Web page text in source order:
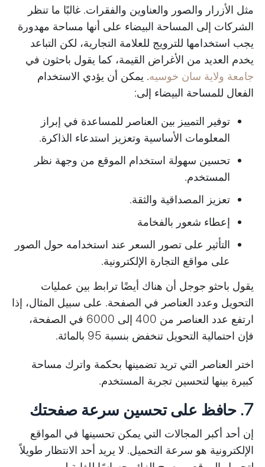
مثل الأزرار والصور والعناوين والفقرات. غالبًا ما تنظر
الشركات إلى المساحة البيضاء على أنها مساحة مهدورة
يجب استخدامها للترويج للعلامة التجارية، لكن التباعد
يخدم العديد من الأغراض القيمة، كما يقول باحثون في
جامعة ولاية سان خوسيه. يمكن أن يؤدي الاستخدام
الفعال للمساحة البيضاء إلى:
توفير التمييز بين العناصر للمساعدة في إبراز
المعلومات الأساسية وتعزيز استدعاء الذاكرة.
تحسين سهولة استخدام الموقع من وجهة نظر
المستخدم.
تعزيز المصداقية والثقة.
إعطاء شعور بالفخامة
التأثير على تصور السعر عند استخدامه حول الصور
على مواقع التجارة الإلكترونية.
يقول باحثو جوجل أن هناك أيضًا ترابط بين عمليات
التحويل وعدد العناصر في الصفحة. على سبيل المثال، إذا
ارتفع عدد العناصر من 400 إلى 6000 في الصفحة،
فإن احتمالية التحويل تنخفض بنسبة 95 بالمائة.
اختر العناصر التي تريد تضمينها بحكمة واترك مساحة
كبيرة بينها لتحسين تجربة المستخدم.
7. حافظ على تحسين سرعة صفحتك
إن أحد أكبر المجالات التي يمكن تحسينها في المواقع
الإلكترونية هو سرعة التحميل. لا يريد أحد الانتظار طويلاً